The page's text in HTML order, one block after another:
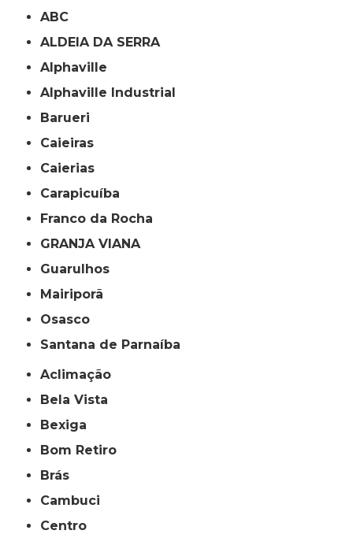
ABC
ALDEIA DA SERRA
Alphaville
Alphaville Industrial
Barueri
Caieiras
Caierias
Carapicuíba
Franco da Rocha
GRANJA VIANA
Guarulhos
Mairiporã
Osasco
Santana de Parnaíba
Aclimação
Bela Vista
Bexiga
Bom Retiro
Brás
Cambuci
Centro